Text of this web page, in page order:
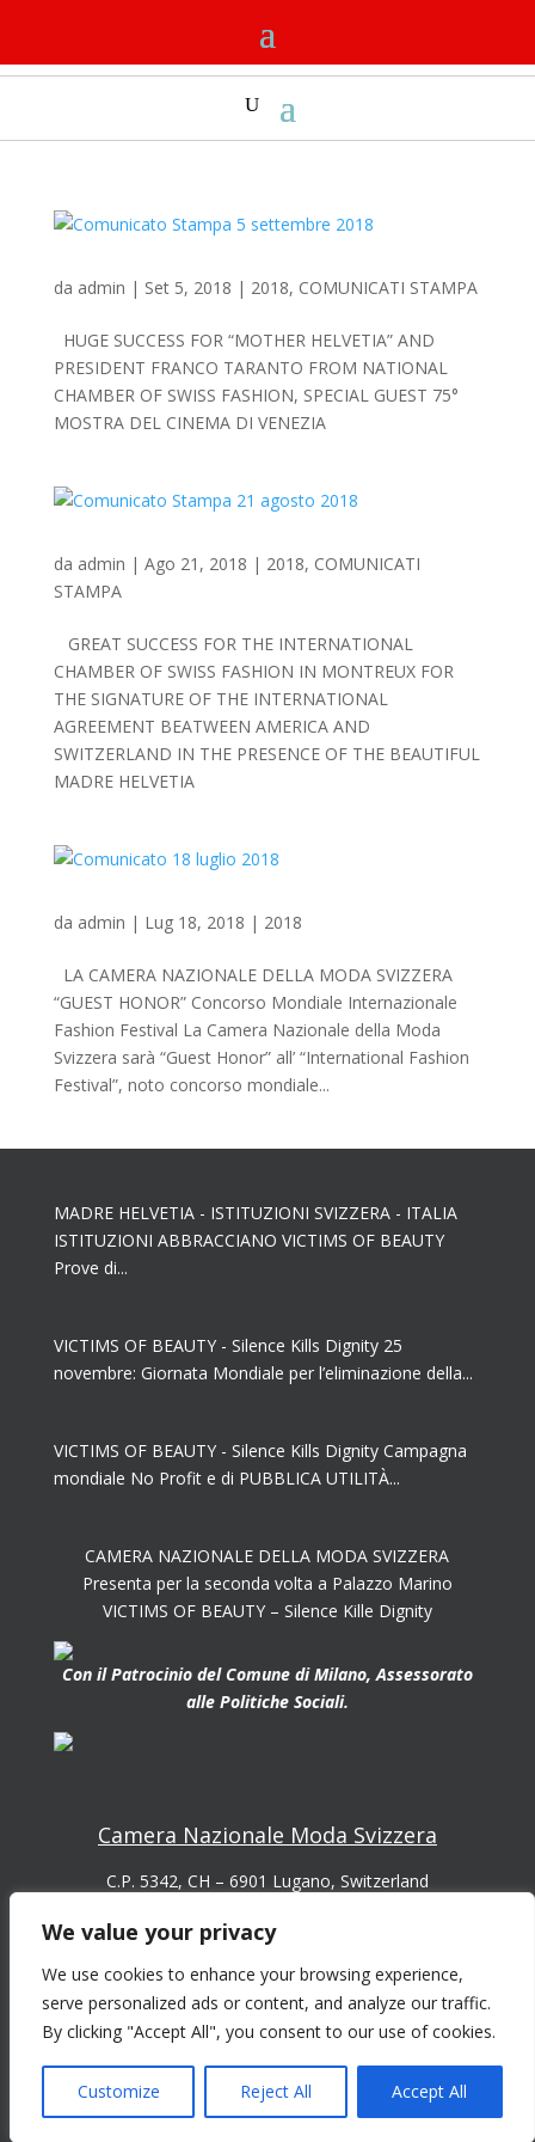
We value your privacy
We use cookies to enhance your browsing experience,
serve personalized ads or content, and analyze our traffic.
By clicking "Accept All", you consent to our use of cookies.
Customize Reject All Accept All
da admin | Set 5, 2018 | 2018, COMUNICATI STAMPA
HUGE SUCCESS FOR “MOTHER HELVETIA” AND
PRESIDENT FRANCO TARANTO FROM NATIONAL
CHAMBER OF SWISS FASHION, SPECIAL GUEST 75°
MOSTRA DEL CINEMA DI VENEZIA
da admin | Ago 21, 2018 | 2018, COMUNICATI
STAMPA
GREAT SUCCESS FOR THE INTERNATIONAL
CHAMBER OF SWISS FASHION IN MONTREUX FOR
THE SIGNATURE OF THE INTERNATIONAL
AGREEMENT BEATWEEN AMERICA AND
SWITZERLAND IN THE PRESENCE OF THE BEAUTIFUL
MADRE HELVETIA
da admin | Lug 18, 2018 | 2018
LA CAMERA NAZIONALE DELLA MODA SVIZZERA
“GUEST HONOR” Concorso Mondiale Internazionale
Fashion Festival La Camera Nazionale della Moda
Svizzera sarà “Guest Honor” all’ “International Fashion
Festival”, noto concorso mondiale...
MADRE HELVETIA - ISTITUZIONI SVIZZERA - ITALIA
ISTITUZIONI ABBRACCIANO VICTIMS OF BEAUTY
Prove di...
VICTIMS OF BEAUTY - Silence Kills Dignity 25
novembre: Giornata Mondiale per l’eliminazione della...
VICTIMS OF BEAUTY - Silence Kills Dignity Campagna
mondiale No Profit e di PUBBLICA UTILITÀ...
CAMERA NAZIONALE DELLA MODA SVIZZERA
Presenta per la seconda volta a Palazzo Marino
VICTIMS OF BEAUTY – Silence Kille Dignity
Con il Patrocinio del Comune di Milano, Assessorato
alle Politiche Sociali.
Camera Nazionale Moda Svizzera
C.P. 5342, CH – 6901 Lugano, Switzerland
Email:
info@cnms.ch
info@nationalekammermode.ch
info@chambrenationalemode.ch
www.cnms.ch